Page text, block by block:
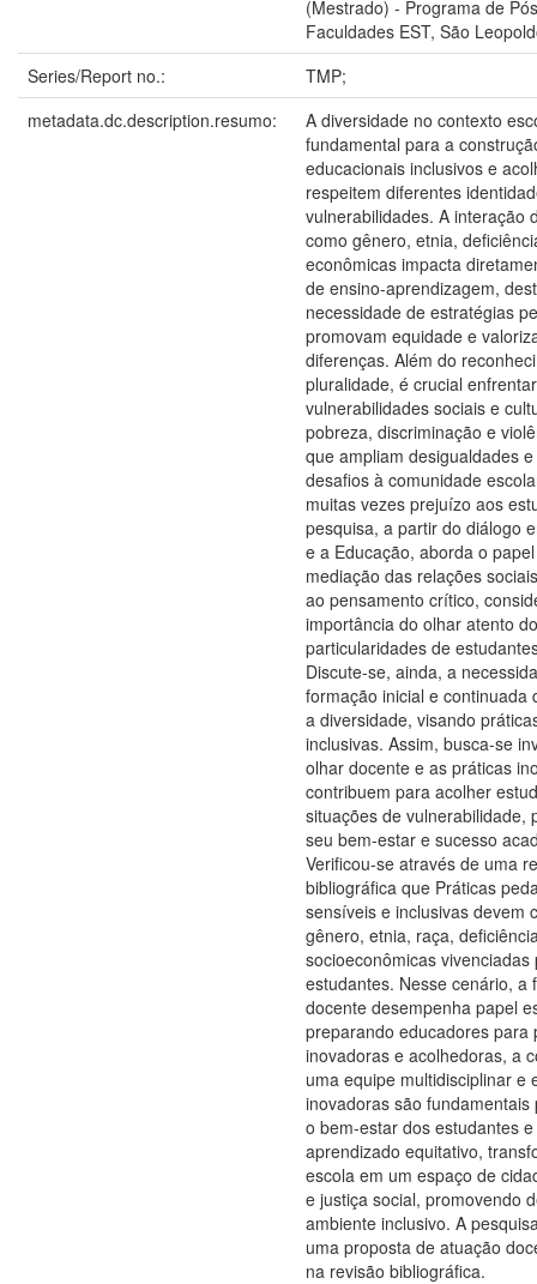
(Mestrado) - Programa de
Faculdades EST, São
Series/Report no.:
TMP;
metadata.dc.description.resumo:
A diversidade no contexto
fundamental para a
educacionais inclusivos e
respeitem diferentes
vulnerabilidades. A interação
como gênero, etnia,
econômicas impacta
de ensino-aprendizagem,
necessidade de estratégias
promovam equidade e
diferenças. Além do
pluralidade, é crucial enfrentar
vulnerabilidades sociais e
pobreza, discriminação e
que ampliam desigualdades
desafios à comunidade
muitas vezes prejuízo aos
pesquisa, a partir do diálogo
e a Educação, aborda o
mediação das relações
ao pensamento crítico,
importância do olhar atento
particularidades de
Discute-se, ainda, a
formação inicial e continuada
a diversidade, visando
inclusivas. Assim, busca-se
olhar docente e as práticas
contribuem para acolher
situações de vulnerabilidade,
seu bem-estar e sucesso
Verificou-se através de uma
bibliográfica que Práticas
sensíveis e inclusivas devem
gênero, etnia, raça,
socioeconômicas vivenciadas
estudantes. Nesse cenário, a
docente desempenha papel
preparando educadores para
inovadoras e acolhedoras, a
uma equipe multidisciplinar e
inovadoras são fundamentais
o bem-estar dos estudantes
aprendizado equitativo,
escola em um espaço de
e justiça social, promovendo
ambiente inclusivo. A
uma proposta de atuação
na revisão bibliográfica.